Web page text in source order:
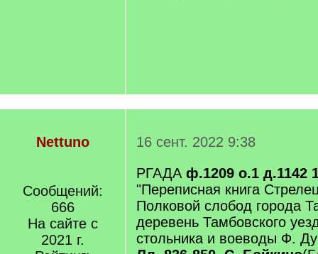
Nettuno
Сообщений:
666
На сайте с
2021 г.
16 сент. 2022 9:38
РГАДА ф.1209 о.1 д.1142
"Переписная книга
Полковой слобод города
деревень Тамбовского
стольника и воеводы Ф.